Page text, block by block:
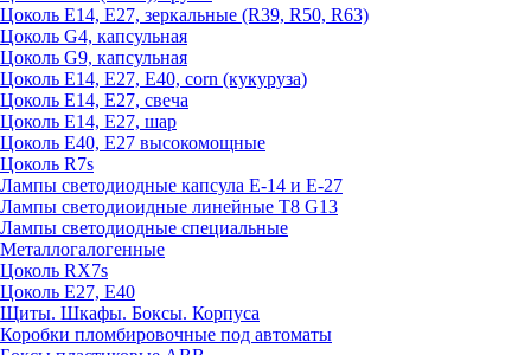
Цоколь Е14, Е27, зеркальные (R39, R50, R63)
Цоколь G4, капсульная
Цоколь G9, капсульная
Цоколь Е14, Е27, Е40, corn (кукуруза)
Цоколь Е14, Е27, свеча
Цоколь Е14, Е27, шар
Цоколь Е40, Е27 высокомощные
Цоколь R7s
Лампы светодиодные капсула Е-14 и Е-27
Лампы светодиоидные линейные T8 G13
Лампы светодиодные специальные
Металлогалогенные
Цоколь RX7s
Цоколь Е27, E40
Щиты. Шкафы. Боксы. Корпуса
Коробки пломбировочные под автоматы